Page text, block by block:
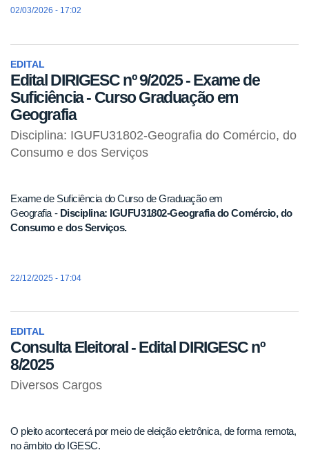
02/03/2026 - 17:02
EDITAL
Edital DIRIGESC nº 9/2025 - Exame de
Suficiência - Curso Graduação em
Geografia
Disciplina: IGUFU31802-Geografia do Comércio, do
Consumo e dos Serviços
Exame de Suficiência do Curso de Graduação em
Geografia - Disciplina: IGUFU31802-Geografia do Comércio, do
Consumo e dos Serviços.
22/12/2025 - 17:04
EDITAL
Consulta Eleitoral - Edital DIRIGESC nº
8/2025
Diversos Cargos
O pleito acontecerá por meio de eleição eletrônica, de forma remota,
no âmbito do IGESC.